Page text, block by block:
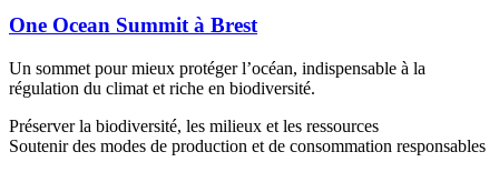
One Ocean Summit à Brest
Un sommet pour mieux protéger l’océan, indispensable à la
régulation du climat et riche en biodiversité.
Préserver la biodiversité, les milieux et les ressources
Soutenir des modes de production et de consommation responsables